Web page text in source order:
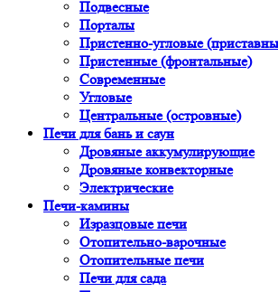
Подвесные
Порталы
Пристенно-угловые
Пристенные (фронтальные)
Современные
Угловые
Центральные (островные)
Печи для бань и саун
Дровяные аккумулирующие
Дровяные конвекторные
Электрические
Печи-камины
Изразцовые печи
Отопительно-варочные
Отопительные печи
Печи для сада